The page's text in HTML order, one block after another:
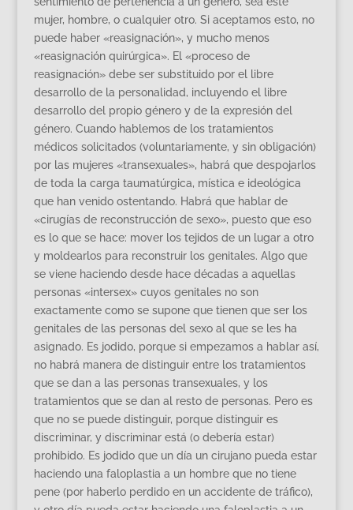
mujer, hombre, o cualquier otro. Si aceptamos esto, no
puede haber «reasignación», y mucho menos
«reasignación quirúrgica». El «proceso de
reasignación» debe ser substituido por el libre
desarrollo de la personalidad, incluyendo el libre
desarrollo del propio género y de la expresión del
género. Cuando hablemos de los tratamientos
médicos solicitados (voluntariamente, y sin obligación)
por las mujeres «transexuales», habrá que despojarlos
de toda la carga taumatúrgica, mística e ideológica
que han venido ostentando. Habrá que hablar de
«cirugías de reconstrucción de sexo», puesto que eso
es lo que se hace: mover los tejidos de un lugar a otro
y moldearlos para reconstruir los genitales. Algo que
se viene haciendo desde hace décadas a aquellas
personas «intersex» cuyos genitales no son
exactamente como se supone que tienen que ser los
genitales de las personas del sexo al que se les ha
asignado. Es jodido, porque si empezamos a hablar así,
no habrá manera de distinguir entre los tratamientos
que se dan a las personas transexuales, y los
tratamientos que se dan al resto de personas. Pero es
que no se puede distinguir, porque distinguir es
discriminar, y discriminar está (o debería estar)
prohibido. Es jodido que un día un cirujano pueda estar
haciendo una faloplastia a un hombre que no tiene
pene (por haberlo perdido en un accidente de tráfico),